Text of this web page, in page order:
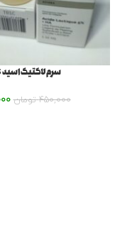
سرم لاکتیک اسید 5%اوردنیری
450,000 تومان